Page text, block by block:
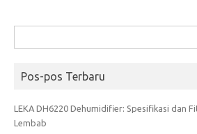
untuk:
Pos-pos Terbaru
LEKA DH6220 Dehumidifier: Spesifikasi dan
Lembab